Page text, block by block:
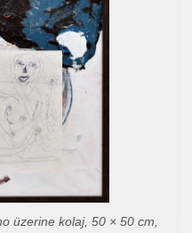
üzerine kolaj, 50 × 50 cm,